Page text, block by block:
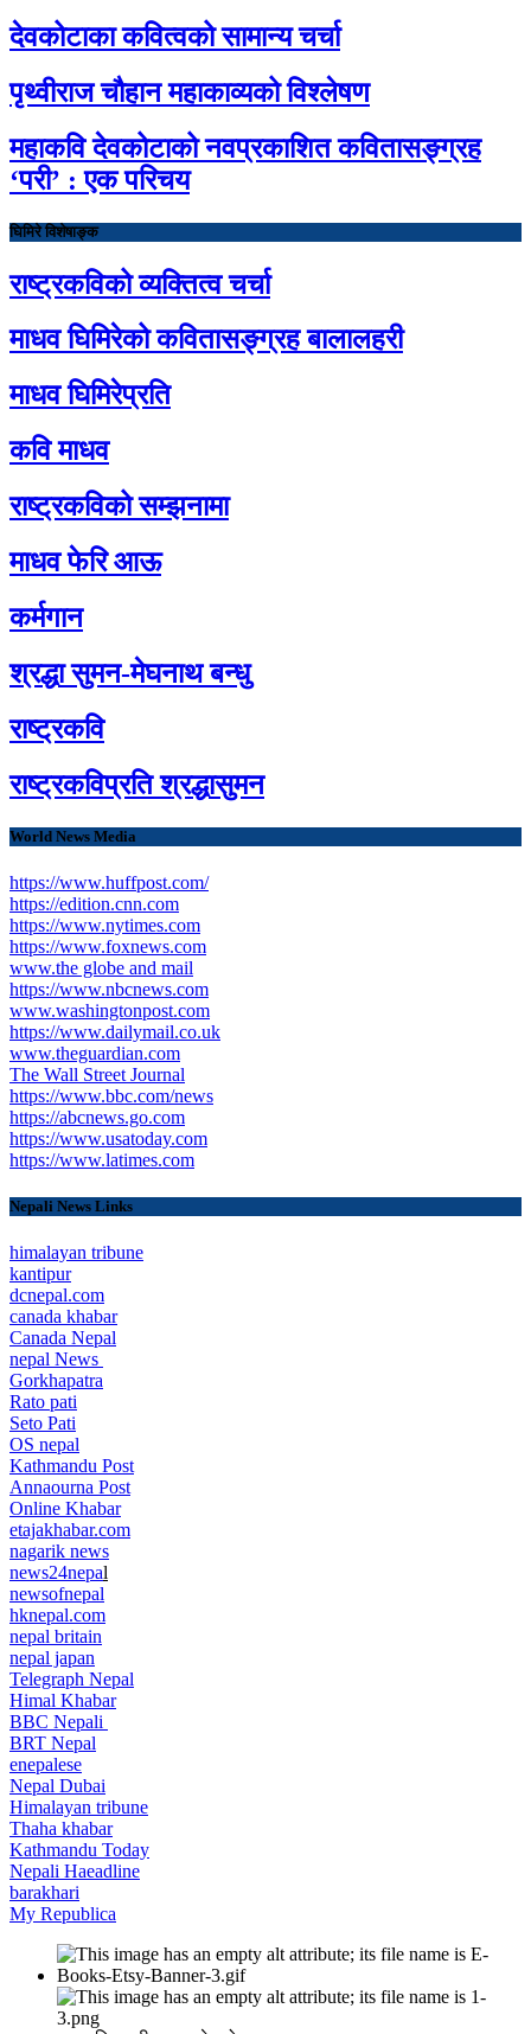
देवकोटाका कवित्वको सामान्य चर्चा
पृथ्वीराज चौहान महाकाव्यको विश्लेषण
महाकवि देवकोटाको नवप्रकाशित कवितासङ्ग्रह
‘परी’ : एक परिचय
घिमिरे विशेषाङ्क
राष्ट्रकविको व्यक्तित्व चर्चा
माधव घिमिरेको कवितासङ्ग्रह बालालहरी
माधव घिमिरेप्रति
कवि माधव
राष्ट्रकविको सम्झनामा
माधव फेरि आऊ
कर्मगान
श्रद्धा सुमन-मेघनाथ बन्धु
राष्ट्रकवि
राष्ट्रकविप्रति श्रद्धासुमन
World News Media
https://www.huffpost.com/
https://edition.cnn.com
https://www.nytimes.com
https://www.foxnews.com
www.the globe and mail
https://www.nbcnews.com
www.washingtonpost.com
https://www.dailymail.co.uk
www.theguardian.com
The Wall Street Journal
https://www.bbc.com/news
https://abcnews.go.com
https://www.usatoday.com
https://www.latimes.com
Nepali News Links
himalayan tribune
kantipur
dcnepal.com
canada khabar
Canada Nepal​
nepal News
Gorkhapatra
Rato pati
Seto Pati
OS nepal
Kathmandu Post
Annaourna Post
Online Khabar
etajakhabar.com
nagarik news
news24nepal
newsofnepal
hknepal.com
nepal britain
nepal japan
Telegraph Nepal
Himal Khabar
BBC Nepali
BRT Nepal
enepalese
Nepal Dubai
Himalayan tribune
Thaha khabar
Kathmandu Today
Nepali Haeadline
barakhari
My Republica